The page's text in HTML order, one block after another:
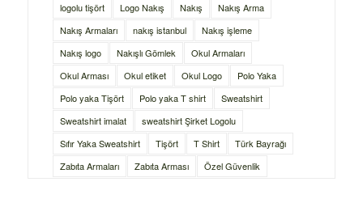
logolu tişört
Logo Nakış Nakış
Nakış Arma
Nakış Armaları
nakış istanbul
Nakış işleme
Nakış logo
Nakışlı Gömlek
Okul Armaları
Okul Arması
Okul etiket Okul Logo
Polo Yaka
Polo yaka Tişört
Polo yaka T shirt
Sweatshirt
Sweatshirt imalat
sweatshirt Şirket Logolu
Sıfır Yaka Sweatshirt
Tişört T Shirt
Türk Bayrağı
Zabıta Armaları
Zabıta Arması Özel Güvenlik